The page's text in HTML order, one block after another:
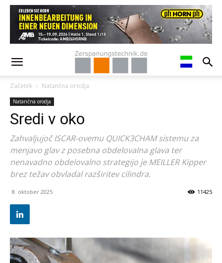
Začetek Natančna orodja
Natančna orodja
Sredi v oko
Zahvaljujoč ISCAR-ovemu QUICK3CHAM sistemu za
menjavo glav z posebna obdelovalna glava ter
nenavadno obdelovalno strategijo je MEILLER Kipper
brez težav obvladal razširitev cilindra.
8. oktober 2025 11425